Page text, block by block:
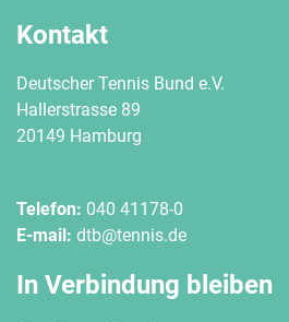
Kontakt
Deutscher Tennis Bund e.V.
Hallerstrasse 89
20149 Hamburg
Telefon: 040 41178-0
E-mail: dtb@tennis.de
In Verbindung bleiben